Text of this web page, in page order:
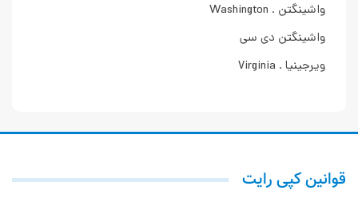
واشینگتن . Washington
واشینگتن دی سی
ویرجینیا . Virginia
قوانین کپی رایت